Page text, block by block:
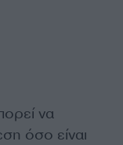
να
όσο είναι